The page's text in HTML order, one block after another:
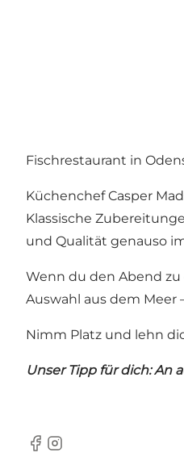
Fischrestaurant in
Küchenchef Casper
Klassische
und Qualität genauso
Wenn du den Abend
Auswahl aus dem
Nimm Platz und lehn
Unser Tipp für dich: An
Facebook
Instagram